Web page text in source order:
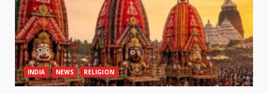
INDIA NEWS RELIGION